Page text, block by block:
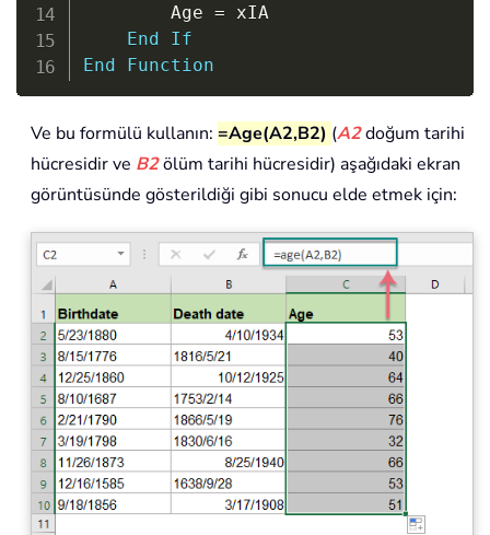
        Age
= xIA
End
If
End
Function
Ve bu formülü kullanın: =Age(A2,B2) (A2doğum tarihi
hücresidir ve B2ölüm tarihi hücresidir) aşağıdaki ekran
görüntüsünde gösterildiği gibi sonucu elde etmek için: